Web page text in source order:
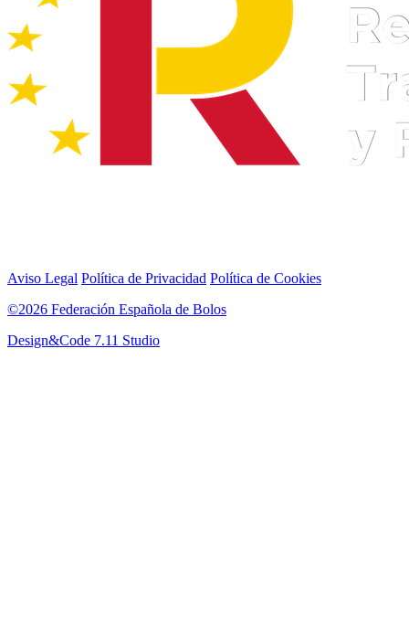
Aviso Legal Política de Privacidad Política de Cookies
©2026 Federación Española de Bolos
Design&Code 7.11 Studio